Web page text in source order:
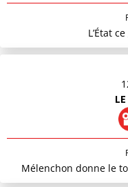
L’État
Mélenchon donne le